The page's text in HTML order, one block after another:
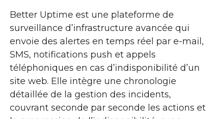
Better Uptime est une plateforme de
surveillance d’infrastructure avancée qui
envoie des alertes en temps réel par e-mail,
SMS, notifications push et appels
téléphoniques en cas d’indisponibilité d’un
site web. Elle intègre une chronologie
détaillée de la gestion des incidents,
couvrant seconde par seconde les actions et